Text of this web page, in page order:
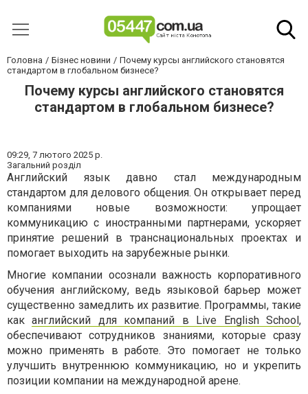
Головна Бізнес новини
Почему курсы английского становятся
стандартом в глобальном бизнесе?
Почему курсы английского становятся
стандартом в глобальном бизнесе?
09:29, 7 лютого 2025 р.
Загальний розділ
Английский язык давно стал международным
стандартом для делового общения. Он открывает перед
компаниями новые возможности: упрощает
коммуникацию с иностранными партнерами, ускоряет
принятие решений в транснациональных проектах и
помогает выходить на зарубежные рынки.
Многие компании осознали важность корпоративного
обучения английскому, ведь языковой барьер может
существенно замедлить их развитие. Программы, такие
каканглийский для компаний в Live English School,
обеспечивают сотрудников знаниями, которые сразу
можно применять в работе. Это помогает не только
улучшить внутреннюю коммуникацию, но и укрепить
позиции компании на международной арене.